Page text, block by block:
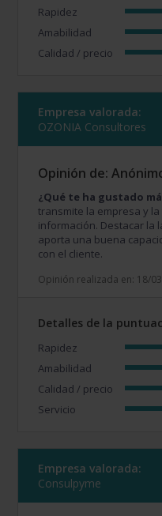
Rapidez
Amabilidad
Calidad / precio
Empresa valorada:
OZONIA Consultores
Opinión de:
¿Qué te ha gustado
transmite la empresa y
información. Destacar la
aporta una buena
con el cliente.
Opinión realizada en: 18/
Detalles de la
Rapidez
Amabilidad
Calidad / precio
Servicio
Empresa valorada:
Consulpyme